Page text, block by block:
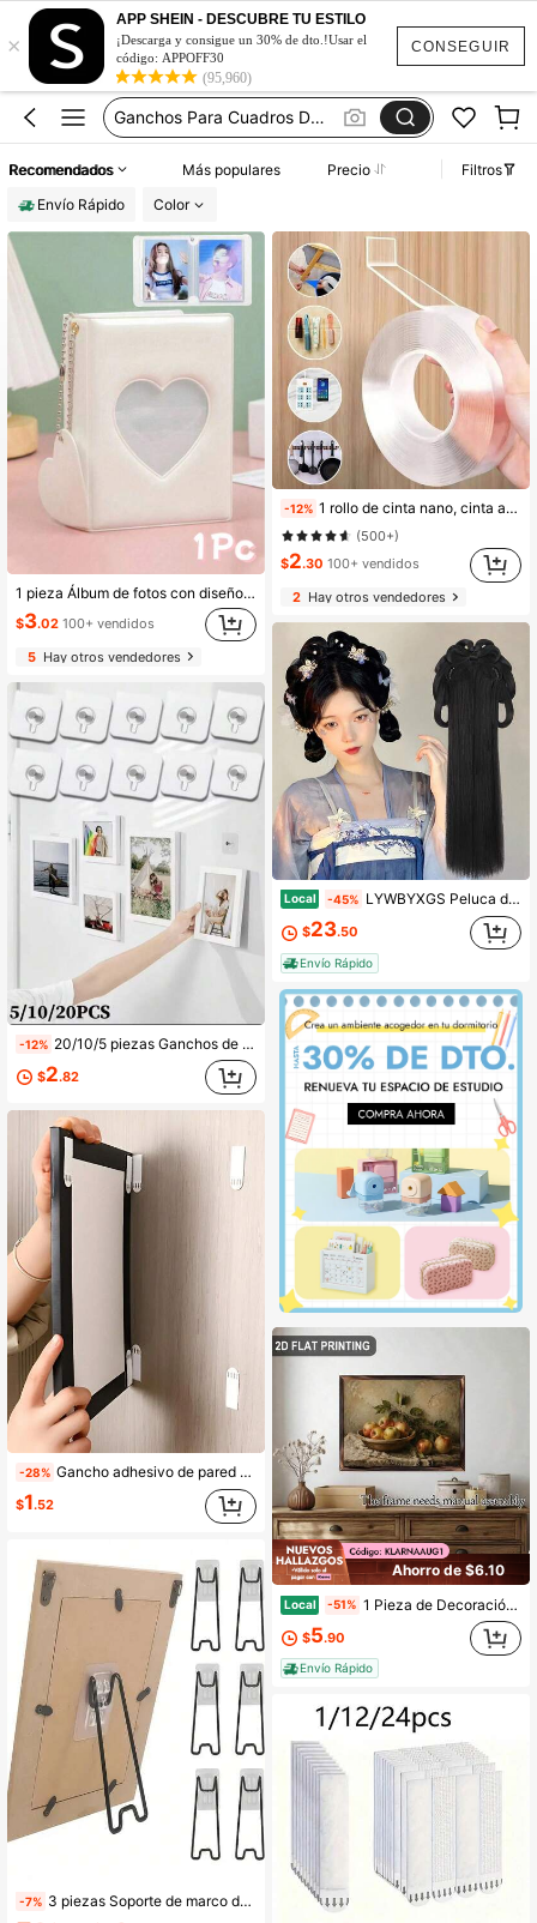
CONSEGUIR
×
APP SHEIN - DESCUBRE TU ESTILO
¡Descarga y consigue un 30% de dto.!Usar el
código: APPOFF30
(95,960)
Para Colgar Cuadros En La Pared
Porta Retratos Para Fotos
Ganchos Para Cuadros De Pared
Para Colgar Cuadros En La Pared
Recomendados Más populares Precio
Filtros
Envío Rápido
Color
1 pieza Álbum de fotos con diseño en forma de corazón de 3 pulgadas, Carpeta de tarjetas de corazón de unicolor con alta estética INS, Álbum de almacenamiento de tarjetas de fotos de ídolos
$3.02 100+ vendidos
5Hay otros vendedores
-12% 20/10/5 piezas Ganchos de pared sin taladro, clips de plástico invisibles y resistentes, adecuados para colgar fotos y marcos de cuadros, decoración del hogar y de exposiciones
$2.82
-28% Gancho adhesivo de pared desmontable de doble cara, resistente al agua y con gran capacidad de carga, sin necesidad de perforar, sin dañar la pared, adecuado para marcos de fotos y carteles, ideal para cocina, baño, oficina y decoración del hogar
$1.52
-7% 3 piezas Soporte de marco de cuadro de metal resistente - Autoadhesivo ajustable de 5.9-10.2 pulgadas Estilo bohemio negro Estante de exhibición de metal, Adecuado para obras de arte, fotos, decoración del hogar y exhibiciones, Diseño minimalista, Estructura resistente, Decoración de dormitorio, Suministros de decoración del hogar (1/3 piezas) Disponible
-12% 1 rollo de cinta nano, cinta adhesiva reutilizable y resistente al agua, adecuada para cocinas, baños, inodoros, salas de estar y exteriores.
(500+)
$2.30 100+ vendidos
2Hay otros vendedores
Local -45% LYWBYXGS Peluca de Estilo Antiguo Chino para Mujeres Hanfu Peluca Tocado Accesorio para Fotografía y Danza Peluca Negra para Mujeres Moño Integrado Alto TEM (Color : #17)
$23.50
Envío Rápido
Ahorro de $6.10
Local -51% 1 Pieza de Decoración Artística, Pintura en Panel de Madera Enmarcada, 8x8 Pulgadas, Bodegón Realista con Tema de Manzanas y Jarra en Tonos Cálidos de Frutas y Marco Rústico, Ideal para Cocina, Sala de Estar, Dormitorio Estética Decorativa, Perfecto como Regalo para Amantes del Arte de Bodegón.
$5.90
Envío Rápido